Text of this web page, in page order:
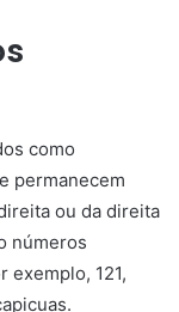
como
permanecem
ou da direita
números
exemplo, 121,